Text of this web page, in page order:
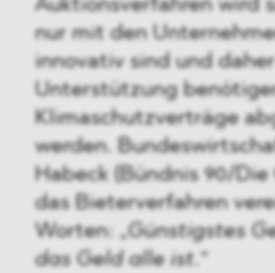
Auktionsverfahren wird
nur mit den
innovativ sind und
Unterstützung
Klimaschutzverträge
werden.
Habeck (Bündnis 90/
das Bieterverfahren
Worten: „Günstigstes
das Geld alle ist. “